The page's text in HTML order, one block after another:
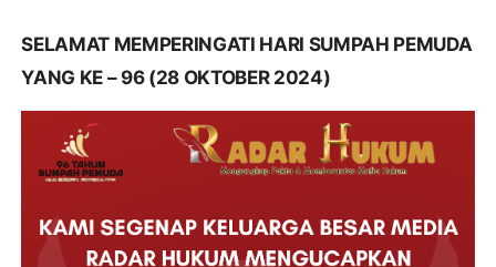
SELAMAT MEMPERINGATI HARI SUMPAH PEMUDA
YANG KE – 96 (28 OKTOBER 2024)